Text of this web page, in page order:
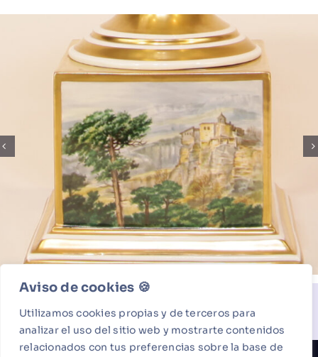
Aviso de cookies 🍪​
Utilizamos cookies propias y de terceros para
analizar el uso del sitio web y mostrarte contenidos
relacionados con tus preferencias sobre la base de
Volver a porcelana